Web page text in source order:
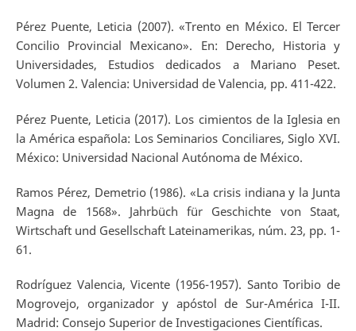
Pérez Puente, Leticia (2007). «Trento en México. El Tercer
Concilio Provincial Mexicano». En: Derecho, Historia y
Universidades, Estudios dedicados a Mariano Peset.
Volumen 2. Valencia: Universidad de Valencia, pp. 411-422.
Pérez Puente, Leticia (2017). Los cimientos de la Iglesia en
la América española: Los Seminarios Conciliares, Siglo XVI.
México: Universidad Nacional Autónoma de México.
Ramos Pérez, Demetrio (1986). «La crisis indiana y la Junta
Magna de 1568». Jahrbüch für Geschichte von Staat,
Wirtschaft und Gesellschaft Lateinamerikas, núm. 23, pp. 1-
61.
Rodríguez Valencia, Vicente (1956-1957). Santo Toribio de
Mogrovejo, organizador y apóstol de Sur-América I-II.
Madrid: Consejo Superior de Investigaciones Científicas.